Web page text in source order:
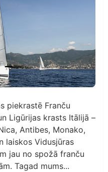
piekrastē Franču
Ligūrijas krasts Itālijā –
Antibes, Monako,
laiskos Vidusjūras
jau no spožā franču
Tagad mums...